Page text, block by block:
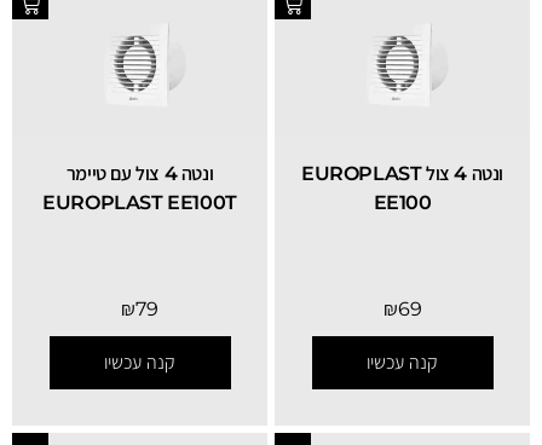
ונטה 4 צול EUROPLAST
EE100
₪69
קנה עכשיו
ונטה 4 צול עם טיימר
EUROPLAST EE100T
₪79
קנה עכשיו